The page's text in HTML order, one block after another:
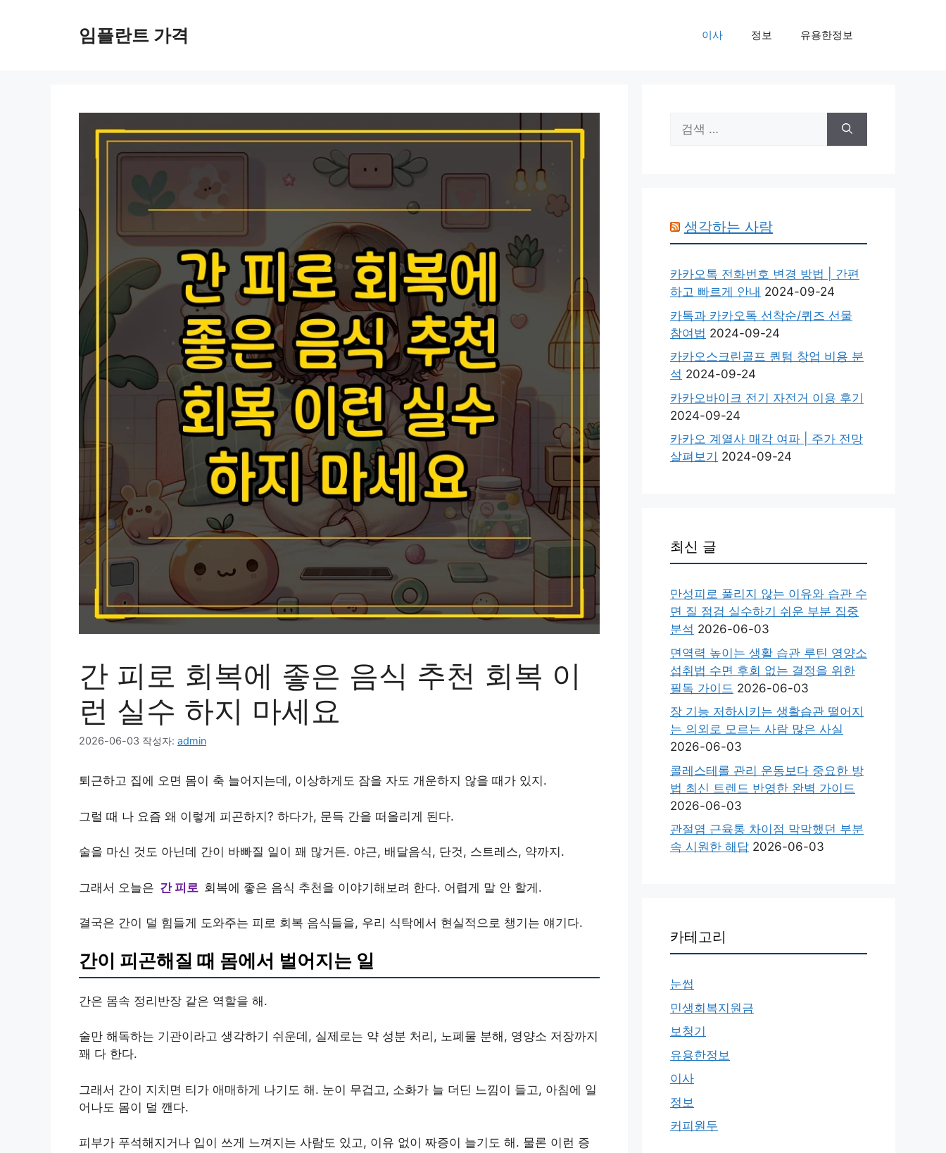
임플란트 가격 이사 정보 유용한정보
간 피로 회복에 좋은 음식 추천 회복 이
런 실수 하지 마세요
2026-06-03 작성자: admin
퇴근하고 집에 오면 몸이 축 늘어지는데, 이상하게도 잠을 자도 개운하지 않을 때가 있지.
그럴 때 나 요즘 왜 이렇게 피곤하지? 하다가, 문득 간을 떠올리게 된다.
술을 마신 것도 아닌데 간이 바빠질 일이 꽤 많거든. 야근, 배달음식, 단것, 스트레스, 약까지.
그래서 오늘은 간 피로 회복에 좋은 음식 추천을 이야기해보려 한다. 어렵게 말 안 할게.
결국은 간이 덜 힘들게 도와주는 피로 회복 음식들을, 우리 식탁에서 현실적으로 챙기는 얘기다.
간이 피곤해질 때 몸에서 벌어지는 일
간은 몸속 정리반장 같은 역할을 해.
술만 해독하는 기관이라고 생각하기 쉬운데, 실제로는 약 성분 처리, 노폐물 분해, 영양소 저장까지
꽤 다 한다.
그래서 간이 지치면 티가 애매하게 나기도 해. 눈이 무겁고, 소화가 늘 더딘 느낌이 들고, 아침에 일
어나도 몸이 덜 깬다.
피부가 푸석해지거나 입이 쓰게 느껴지는 사람도 있고, 이유 없이 짜증이 늘기도 해. 물론 이런 증
색:
생각하는 사람
카카오톡 전화번호 변경 방법 | 간편
하고 빠르게 안내 2024-09-24
카톡과 카카오톡 선착순/퀴즈 선물
참여법 2024-09-24
카카오스크린골프 퀀텀 창업 비용 분
석 2024-09-24
카카오바이크 전기 자전거 이용 후기
2024-09-24
카카오 계열사 매각 여파 | 주가 전망
살펴보기 2024-09-24
최신 글
만성피로 풀리지 않는 이유와 습관 수
면 질 점검 실수하기 쉬운 부분 집중
분석 2026-06-03
면역력 높이는 생활 습관 루틴 영양소
섭취법 수면 후회 없는 결정을 위한
필독 가이드 2026-06-03
장 기능 저하시키는 생활습관 떨어지
는 의외로 모르는 사람 많은 사실
2026-06-03
콜레스테롤 관리 운동보다 중요한 방
법 최신 트렌드 반영한 완벽 가이드
2026-06-03
관절염 근육통 차이점 막막했던 부분
속 시원한 해답 2026-06-03
카테고리
눈썹
민생회복지원금
보청기
유용한정보
이사
정보
커피원두